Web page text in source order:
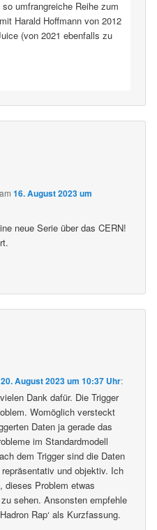
umfrangreiche Reihe zum
Harald Hoffmann von 2012
(von 2021 ebenfalls zu
am16. August 2023 um
neue Serie über das CERN!
20. August 2023 um 10:37 Uhr:
Dank dafür. Die Trigger
Womöglich versteckt
Daten ja gerade das
im Standardmodell
dem Trigger sind die Daten
und objektiv. Ich
dieses Problem etwas
sehen. Ansonsten empfehle
Rap‘ als Kurzfassung.